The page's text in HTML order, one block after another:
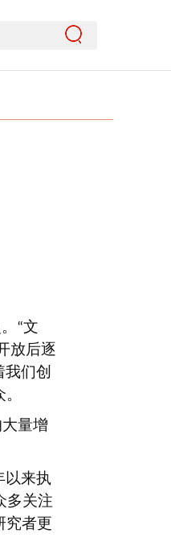
“文
放后逐
们创
量增
以来执
多关注
究者更